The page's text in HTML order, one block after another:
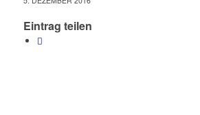
Eintrag teilen